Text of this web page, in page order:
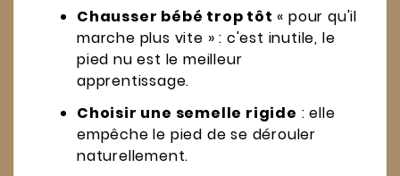
Chausser bébé trop tôt « pour qu'il
marche plus vite » : c'est inutile, le
pied nu est le meilleur
apprentissage.
Choisir une semelle rigide : elle
empêche le pied de se dérouler
naturellement.